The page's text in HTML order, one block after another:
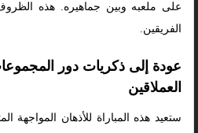
على ملعبه وبين جماهيره. هذه الظروف
الفريقين.
عودة إلى ذكريات دور
العملاقين
ستعيد هذه المباراة للأذهان المواجهة